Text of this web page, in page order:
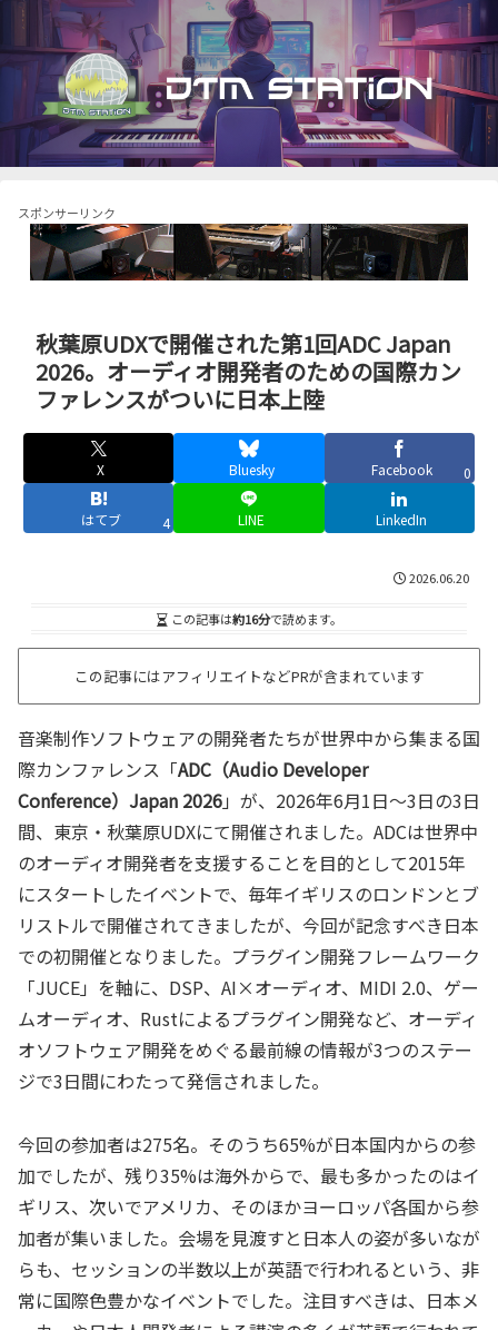
スポンサーリンク
秋葉原UDXで開催された第1回ADC Japan
2026。オーディオ開発者のための国際カン
ファレンスがついに日本上陸
X Bluesky Facebook 0
はてブ 4 LINE LinkedIn
2026.06.20
この記事は約16分で読めます。
この記事にはアフィリエイトなどPRが含まれています
音楽制作ソフトウェアの開発者たちが世界中から集まる国
際カンファレンス「ADC（Audio Developer
Conference）Japan 2026」が、2026年6月1日〜3日の3日
間、東京・秋葉原UDXにて開催されました。ADCは世界中
のオーディオ開発者を支援することを目的として2015年
にスタートしたイベントで、毎年イギリスのロンドンとブ
リストルで開催されてきましたが、今回が記念すべき日本
での初開催となりました。プラグイン開発フレームワーク
「JUCE」を軸に、DSP、AI×オーディオ、MIDI 2.0、ゲー
ムオーディオ、Rustによるプラグイン開発など、オーディ
オソフトウェア開発をめぐる最前線の情報が3つのステー
ジで3日間にわたって発信されました。
今回の参加者は275名。そのうち65%が日本国内からの参
加でしたが、残り35%は海外からで、最も多かったのはイ
ギリス、次いでアメリカ、そのほかヨーロッパ各国から参
加者が集いました。会場を見渡すと日本人の姿が多いなが
らも、セッションの半数以上が英語で行われるという、非
常に国際色豊かなイベントでした。注目すべきは、日本メ